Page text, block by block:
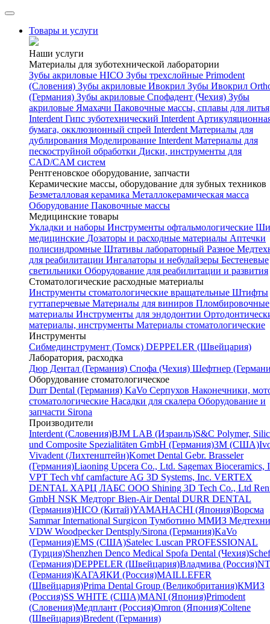
Товары и услуги
Наши услуги
Материалы для зуботехнической лаборатории
Зубы акриловые HICO Зубы трехслойные Primodent
(Словения) Зубы акриловые Ивокрил Зубы Ивокрил
(Германия) Зубы акриловые Спофадент (Чехия) Зубы
акриловые Ямахачи Паковочные массы, сплавы для литья
Interdent Гипс зуботехнический Interdent
бумага, окклюзионный спрей Interdent Материалы для
дублирования Моделирование Interdent Материалы для
пескоструйной обработки Диски, инструменты для
CAD/CAM систем
Рентгеновское оборудование, запчасти
Керамические массы, оборудование для зубных техников
Безметалловая керамика Металлокерамическая масса
Оборудование Паковочные массы
Медицинские товары
Укладки и наборы Инструменты офтальмологические
медицинские Дозаторы и расходные материалы Аптечки
полисиндромные Штативы лабораторный Разное
для реабилитации Ингалаторы и небулайзеры Бестеневые
светильники Оборудование для реабилитации и развития
Стоматологические расходные материалы
Инструменты стоматологические вращательные Штифты
гуттаперчевые Материалы для виниров Пломбировочные
материалы Инструменты для эндодонтии
материалы, инструменты Материалы стоматологические
Инструменты
Cибмединструмент (Томск) DEPPELER (Швейцария)
Лаборатория, расходка
Дюр Дентал (Германия) Спофа (Чехия) Шефтнер
Оборудование стоматологическое
Durr Dental (Германия) KaVo Серпухов Наконечники,
стоматологические Насадки для скалера Оборудование и
запчасти Sirona
Производители
Interdent (Словения)BJM LAB (Израиль)S&C Polymer,
und Composite Spezialitäten GmbH (Германия)3M (США)
Vivadent (Лихтенштейн)Komet Dental Gebr. Brasseler
(Германия)Liaoning Upcera Co., Ltd. Sagemax Bioceramics,
VPT Tech vhf camfacture AG 3D Systems, Inc. VERTEX
DENTAL ХАРЦ ЛАБС ООО Shining 3D Tech Co., Ltd
GmbH NSK Медторг Bien-Air Dental DURR DENTAL
(Германия)HICO (Китай)YAMAHACHI (Япония)Ворсма
Sammar International Surgicon Тумботино ММИЗ
VDW WoodpeckerDentsply/Sirona (Германия)KaVo
(Германия)EMS (США)Satelec Luscan PROFESSIONAL
(Турция)Shenzhen Denco Medical Spofa Dental (Чехия)
(Германия)DEPPELER (Швейцария)Владмива (Россия)
(Германия)КАГАЯКИ (Россия)MAILLEFER
(Швейцария)Prima Dental Group (Великобритания)КМИЗ
(Россия)SS WHITE (США)MANI (Япония)Primodent
(Словения)Медплант (Россия)Omron (Япония)Coltene
(Швейцария)Bredent (Германия)